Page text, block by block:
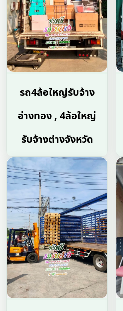
รถ4ล้อใหญ่รับจ้าง
อ่างทอง , 4ล้อใหญ่
รับจ้างต่างจังหวัด